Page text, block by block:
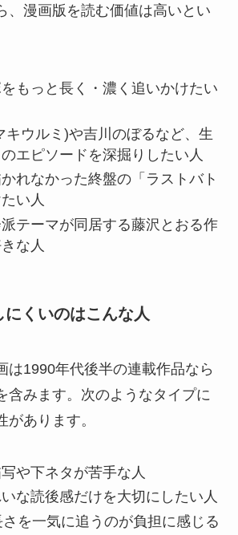
、漫画版を読む価値は高いとい
をもっと長く・濃く追いかけたい
キウルミ)や吉川のぼるなど、生
エピソードを深掘りしたい人
れなかった終盤の「ラストバト
い人
テーマが同居する藤沢とおる作
な人
くいのはこんな人
は1990年代後半の連載作品なら
含みます。次のようなタイプに
があります。
や下ネタが苦手な人
いな読後感だけを大切にしたい人
を一気に追うのが負担に感じる